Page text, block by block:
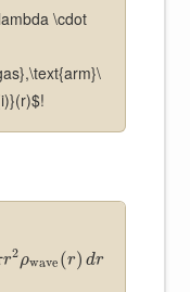
\cdot
r2ρwave (r) dr